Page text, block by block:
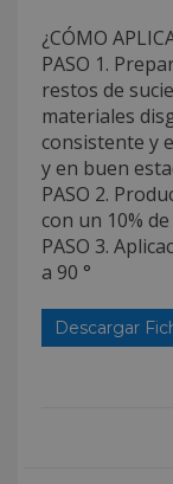
¿CÓMO
PASO 1.
restos de
materiales
consistente y
y en buen
PASO 2.
con un 10%
PASO 3.
a 90 °
Descargar